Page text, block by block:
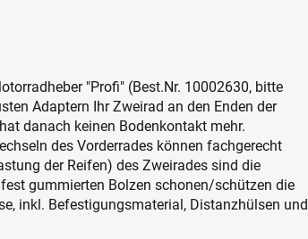
"Profi" (Best.Nr. 10002630, bitte
Adaptern Ihr Zweirad an den Enden der
danach keinen Bodenkontakt mehr.
des Vorderrades können fachgerecht
der Reifen) des Zweirades sind die
gummierten Bolzen schonen/schützen die
inkl. Befestigungsmaterial, Distanzhülsen und